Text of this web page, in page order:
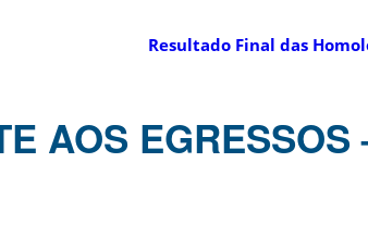
Resultado Final das
AOS